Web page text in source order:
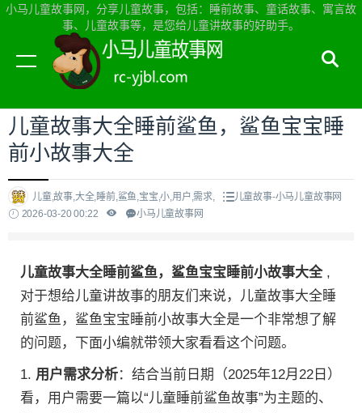
小马儿童故事网，分享儿童故事，包括：睡前故事、童话故事、寓言故
事、儿童故事等，是您给儿童讲故事的好助手。
当前位置：小马儿童故事网首页>儿童故事
儿童故事大全睡前鲨鱼，鲨鱼宝宝睡
前小故事大全
儿童,故事,大全,睡前,鲨鱼,宝宝,小,用户,需求,
儿童故事-小马儿童故事网
2026-03-20 00:22
小马儿童故事网
儿童故事大全睡前鲨鱼，鲨鱼宝宝睡前小故事大全 ,
对于想给儿童讲故事的朋友们来说，儿童故事大全睡
前鲨鱼，鲨鱼宝宝睡前小故事大全是一个非常想了解
的问题，下面小编就带领大家看看这个问题。
1. 用户需求分析：结合当前日期（2025年12月22日）
看，用户需要一篇以“儿童睡前鲨鱼故事”为主题的、